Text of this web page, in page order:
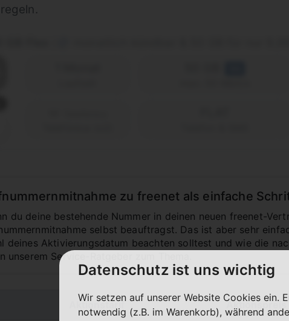
zu freenet als einfache
du deine bestehende Nummer in deinen neuen freenet-
selbst beauftragst. Das ist aber sehr
deines Aktivierungsdatum beachten solltest und wie die
unserem Service-Ratgeber zum Thema.
Aktionstarif Aktionspreis
Datenschutz ist uns wichtig
Wir setzen auf unserer Website Cookies ein.
notwendig (z.B. im Warenkorb), während